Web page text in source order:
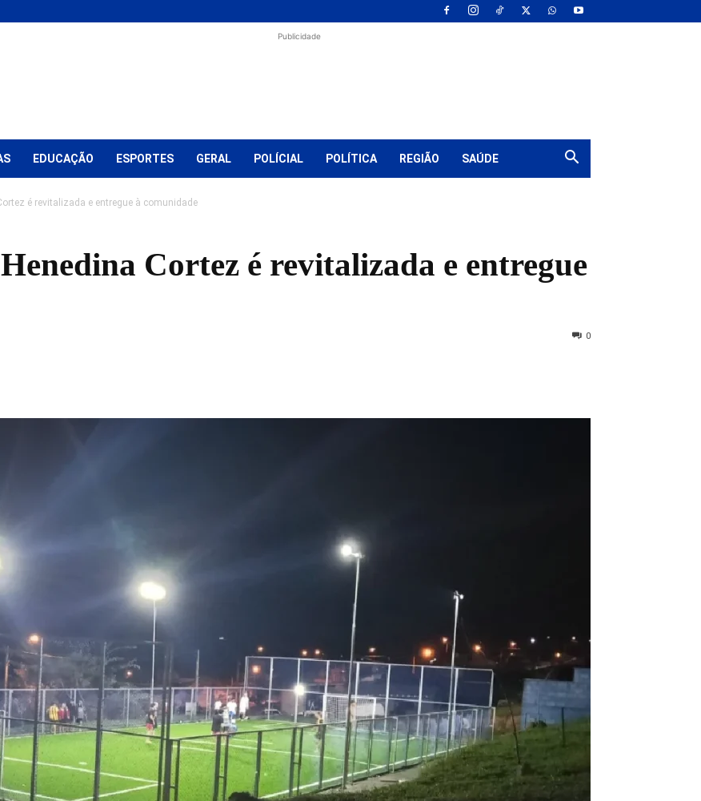
Publicidade
EDUCAÇÃO ESPORTES GERAL POLÍCIAL POLÍTICA REGIÃO SAÚDE
é revitalizada e entregue à comunidade
Cortez é revitalizada e entregue
0